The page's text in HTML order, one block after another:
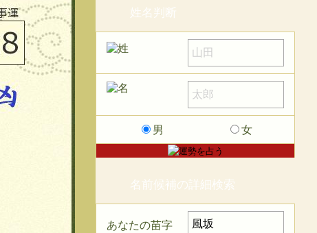
姓名判断
男 女
名前候補の詳細検索
あなたの苗字